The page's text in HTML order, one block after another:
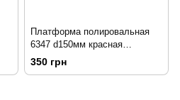
Платформа полировальная
6347 d150мм красная
утолщенная 195209
350 грн